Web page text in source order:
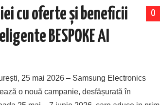
0
cu oferte și beneficii
BESPOKE AI
25 mai 2026 – Samsung Electronics
o nouă campanie, desfășurată în